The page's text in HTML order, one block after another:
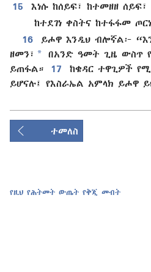
15
እነሱ ከሰይፍ፣ ከተመዘዘ ሰይፍ፣
ከተደገነ ቀስትና ከተፋፋመ
16
ይሖዋ እንዲህ ብሎኛል፦
ዘመን፣ * በአንድ ዓመት ጊዜ ውስጥ
ይጠፋል።
17
ከቄዳር ተዋጊዎች
ይሆናሉ፤ የእስራኤል አምላክ ይሖዋ
ተመለስ
የዚህ የሕትመት ውጤት የቅጂ መብት